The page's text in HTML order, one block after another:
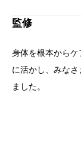
監修
身体を根本から
に活かし、みな
ました。